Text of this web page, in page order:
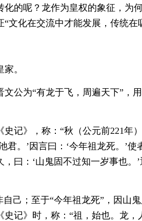
的呢？龙作为皇权的象征，为
文化在交流中才能发展，传统在
。
公为“有龙于飞，周遍天下”，
记》，称：“秋（公元前221年
君。’因言曰：‘今年祖龙死。’
曰：‘山鬼固不过知一岁事也。
己；至于“今年祖龙死”，因山
记》时，称：“祖，始也。龙